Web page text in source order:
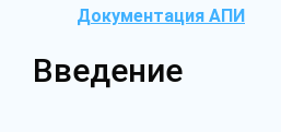
Документация АПИ
Введение